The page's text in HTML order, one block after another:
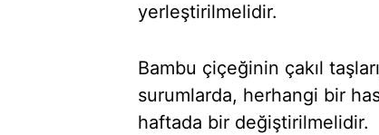
yerleştirilmelidir.
Bambu çiçeğinin çakıl
surumlarda, herhangi bir
haftada bir değiştirilmelidir.